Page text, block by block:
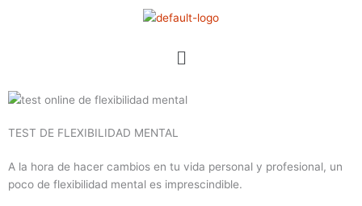
Menú
TEST DE FLEXIBILIDAD MENTAL
A la hora de hacer cambios en tu vida personal y profesional, un
poco de flexibilidad mental es imprescindible.